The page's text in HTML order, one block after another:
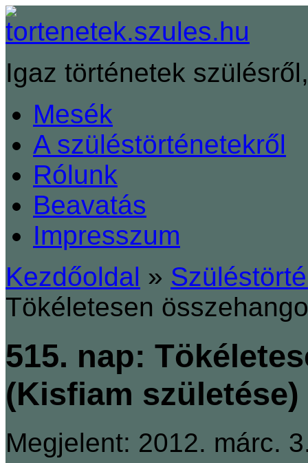
Igaz történetek
Mesék
A szüléstörténetekről
Rólunk
Beavatás
Impresszum
Kezdőoldal »
Tökéletesen
515. nap:
(Kisfiam születése)
Megjelent: 2012. márc.